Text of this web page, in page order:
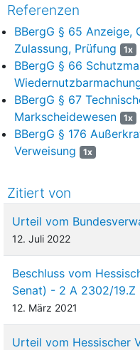
Referenzen
BBergG § 65 Anzeige,
Zulassung, Prüfung
1x
BBergG § 66
BBergG § 67
Markscheidewesen
1x
BBergG § 176
Verweisung
1x
Zitiert von
Urteil vom
12. Juli 2022
Beschluss vom
Senat) - 2 A 2302/19.Z
12. März 2021
Urteil vom Hessischer